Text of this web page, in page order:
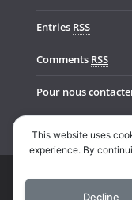
Entries RSS
Comments RSS
Pour nous
Copyright © 2026
This website uses
experience. By
Decline